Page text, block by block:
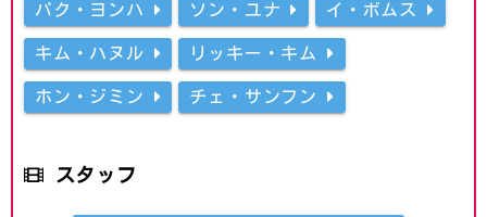
パク・ヨンハ ソン・ユナ イ・ボムス
キム・ハヌル リッキー・キム
ホン・ジミン チェ・サンフン
スタッフ